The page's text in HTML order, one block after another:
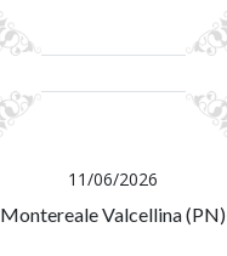
11/06/2026
Montereale Valcellina (PN)